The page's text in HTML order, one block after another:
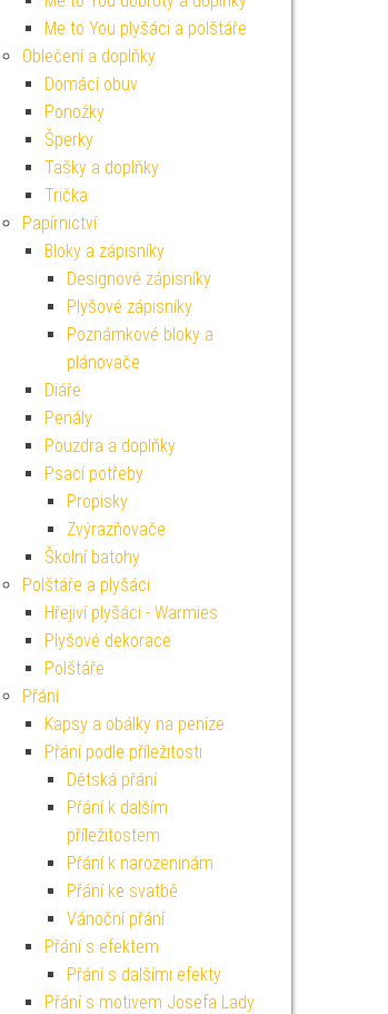
Me to You plyšáci a polštáře
Oblečení a doplňky
Domácí obuv
Ponožky
Šperky
Tašky a doplňky
Trička
Papírnictví
Bloky a zápisníky
Designové zápisníky
Plyšové zápisníky
Poznámkové bloky a
plánovače
Diáře
Penály
Pouzdra a doplňky
Psací potřeby
Propisky
Zvýrazňovače
Školní batohy
Polštáře a plyšáci
Hřejiví plyšáci - Warmies
Plyšové dekorace
Polštáře
Přání
Kapsy a obálky na peníze
Přání podle příležitosti
Dětská přání
Přání k dalším
příležitostem
Přání k narozeninám
Přání ke svatbě
Vánoční přání
Přání s efektem
Přání s dalšími efekty
Přání s motivem Josefa Lady